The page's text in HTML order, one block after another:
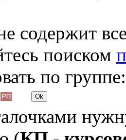
содержит
поиском
по группе: